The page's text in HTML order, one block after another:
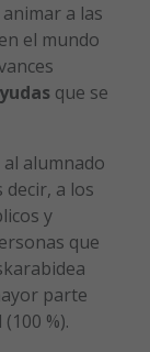
a las
el mundo
que se
alumnado
a los
y
que
parte
%).